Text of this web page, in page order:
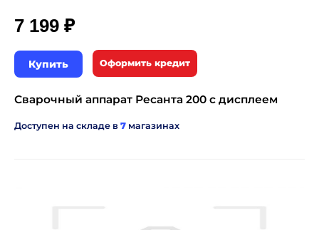
7 199 ₽
Купить Оформить кредит
Сварочный аппарат Ресанта 200 с дисплеем
Доступен на складе в 7 магазинах